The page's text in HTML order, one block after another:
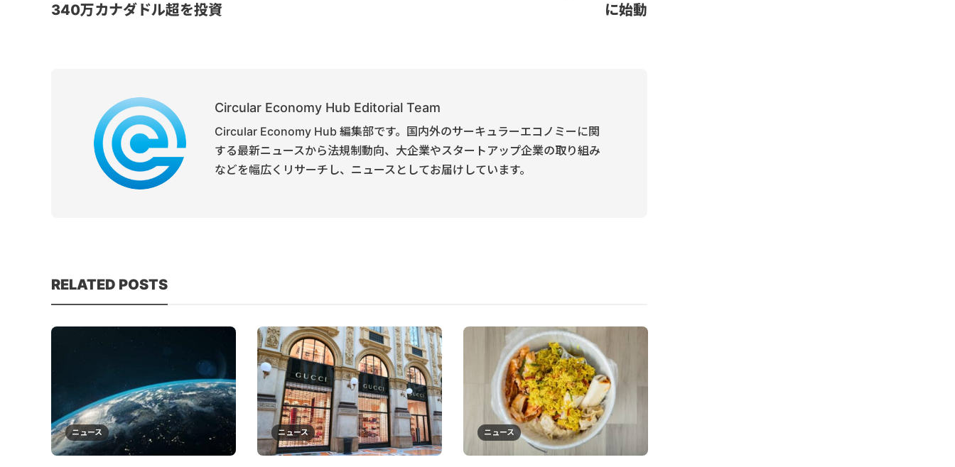
340万カナダドル超を投資
に始動
Circular Economy Hub Editorial Team
Circular Economy Hub 編集部です。国内外のサーキュラーエコノミーに関
する最新ニュースから法規制動向、大企業やスタートアップ企業の取り組み
などを幅広くリサーチし、ニュースとしてお届けしています。
RELATED POSTS
ニュース ニュース ニュース